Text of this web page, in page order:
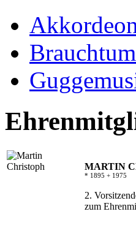
MARTIN
* 1895 + 1975
2.
zum